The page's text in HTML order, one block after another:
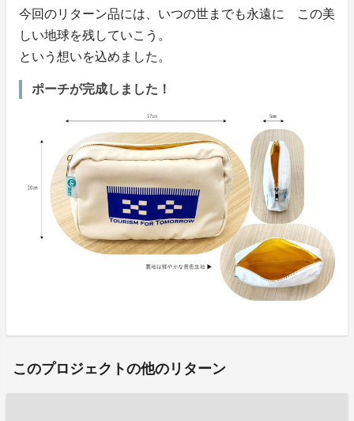
今回のリターン品には、いつの世までも永遠に この美
しい地球を残していこう。
という想いを込めました。
ポーチが完成しました！
このプロジェクトの他のリターン